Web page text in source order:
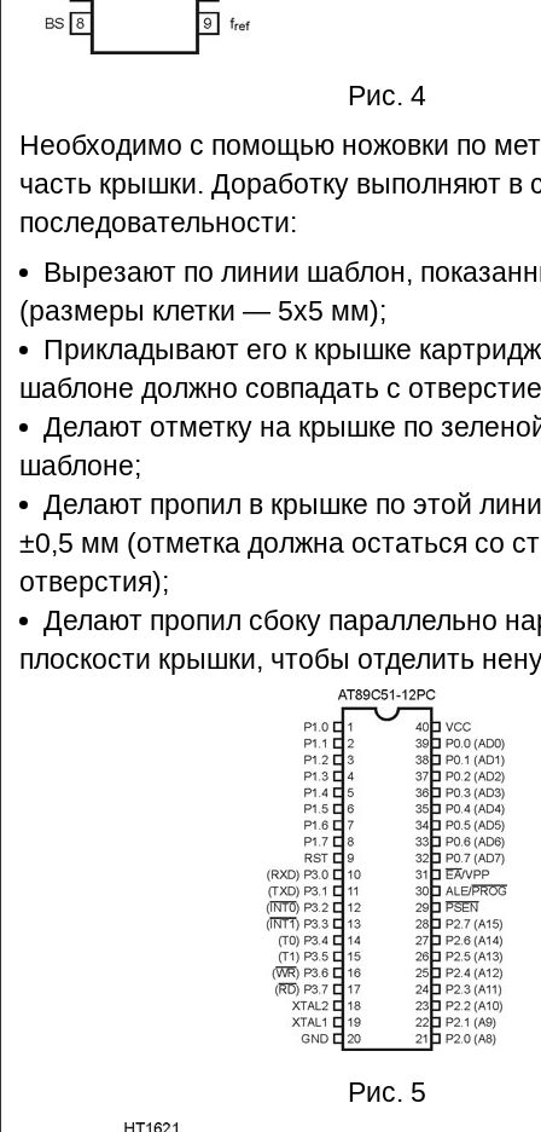
Рис. 4
Необходимо с помощью ножовки по
часть крышки. Доработку выполняют в
последовательности:
Вырезают по линии шаблон,
(размеры клетки — 5х5 мм);
Прикладывают его к крышке
шаблоне должно совпадать с
Делают отметку на крышке по
шаблоне;
Делают пропил в крышке по этой
±0,5 мм (отметка должна остаться со
отверстия);
Делают пропил сбоку параллельно
плоскости крышки, чтобы отделить
Рис. 5